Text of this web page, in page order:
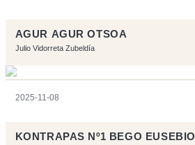
AGUR AGUR OTSOA
Julio Vidorreta Zubeldía
2025-11-08
KONTRAPAS Nº1 BEGO EUSEBIO